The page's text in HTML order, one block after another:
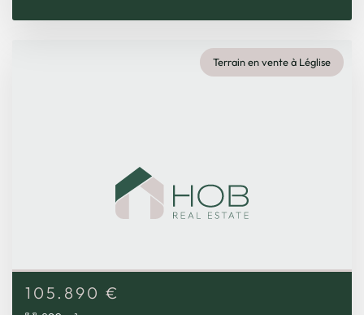
Terrain en vente à Léglise
105.890 €